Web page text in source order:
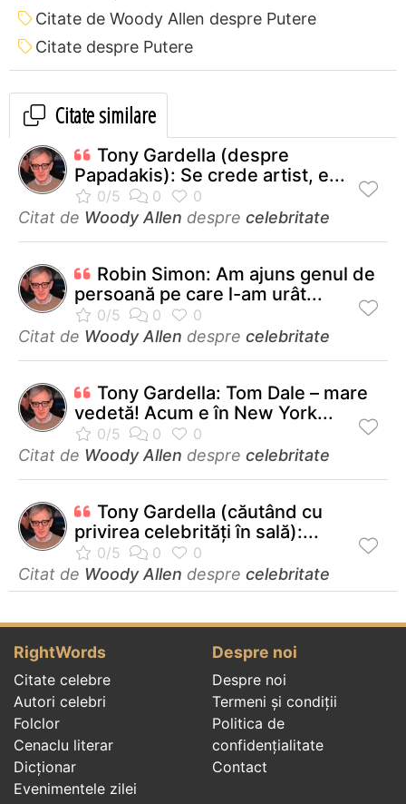
Citate de Woody Allen despre Putere
Citate despre Putere
Citate similare
Tony Gardella (despre
Papadakis): Se crede artist, e...
Citat de Woody Allen despre celebritate
Robin Simon: Am ajuns genul de
persoană pe care l-am urât...
Citat de Woody Allen despre celebritate
Tony Gardella: Tom Dale – mare
vedetă! Acum e în New York...
Citat de Woody Allen despre celebritate
Tony Gardella (căutând cu
privirea celebrităţi în sală):...
Citat de Woody Allen despre celebritate
RightWords
Citate celebre
Autori celebri
Folclor
Cenaclu literar
Dicționar
Evenimentele zilei
Despre noi
Despre noi
Termeni și condiții
Politica de
confidenţialitate
Contact